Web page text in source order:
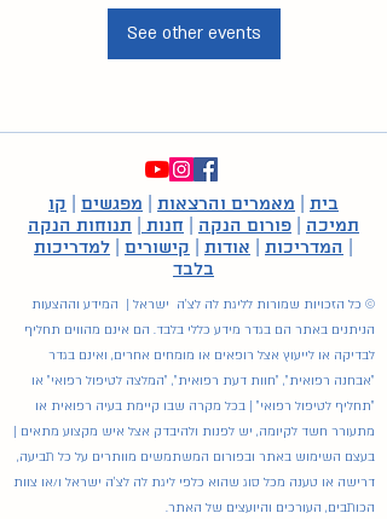
See other events
בית מאמרים והרצאות מפגשים
קו
תמיכה
פורום הנקה חנות
תנוחות הנקה
המדריכות אודות קישורים
למדריכות
בלבד
© כל הזכויות שמורות לליגת לה לצ'ה ישראל | המידע וההצעות
הניתנים באתר הם בגדר מידע כללי בלבד. הם אינם מהווים תחליף
לבדיקה או לייעוץ אצל רופאים או מומחים אחרים, ואינם בגדר
"אבחנה רפואית", "חוות דעת רפואית", "המלצה לטיפול רפואי" או
"תחליף לטיפול רפואי" | בכל מקרה שבו קיימת בעיה רפואית או
מתעורר חשד לקיומה, יש לפנות ולהיבדק אצל איש מקצוע מתאים |
בעצם השימוש באתר ובפורום המשתמשים מוותרים על כל תביעה,
דרישה או טענה מכל סוג שהוא כלפי ליגת לה לצ'ה ישראל ו/או צוות
הכותבים, העורכים והיועצים של האתר.